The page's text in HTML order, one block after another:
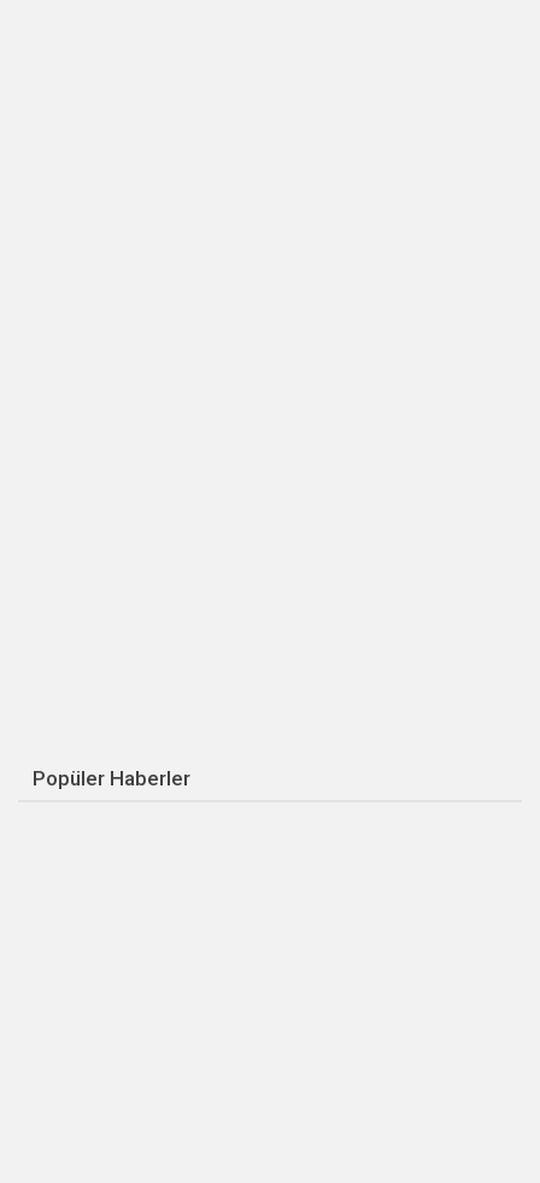
Popüler Haberler